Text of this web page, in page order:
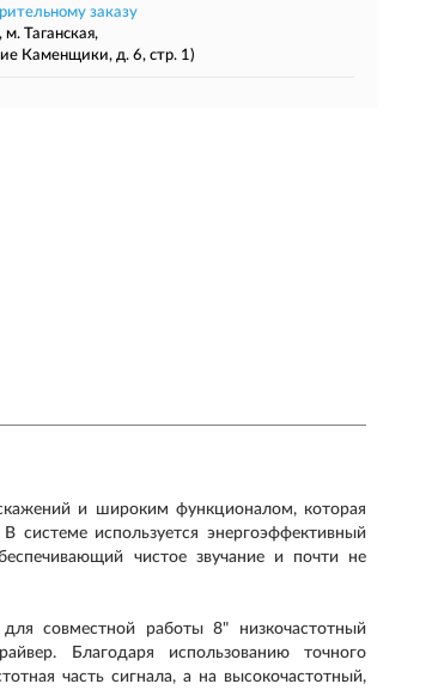
заказу
м. Таганская,
Каменщики, д. 6, стр. 1)
и широким функционалом, которая
используется энергоэффективный
чистое звучание и почти не
совместной работы 8" низкочастотный
Благодаря использованию точного
часть сигнала, а на высокочастотный,